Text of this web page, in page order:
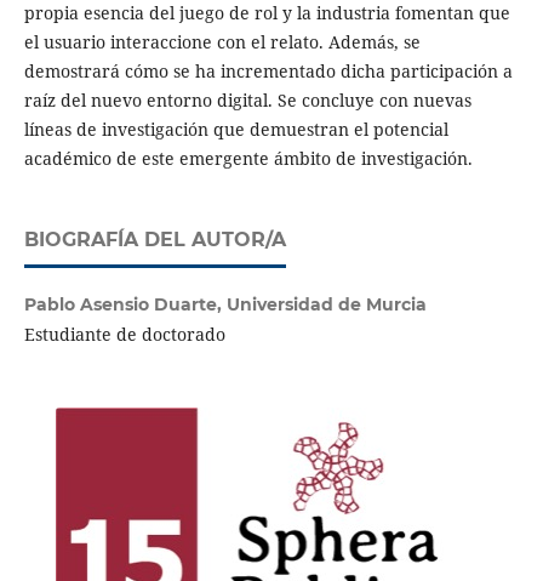
propia esencia del juego de rol y la industria fomentan que
el usuario interaccione con el relato. Además, se
demostrará cómo se ha incrementado dicha participación a
raíz del nuevo entorno digital. Se concluye con nuevas
líneas de investigación que demuestran el potencial
académico de este emergente ámbito de investigación.
BIOGRAFÍA DEL AUTOR/A
Pablo Asensio Duarte, Universidad de Murcia
Estudiante de doctorado